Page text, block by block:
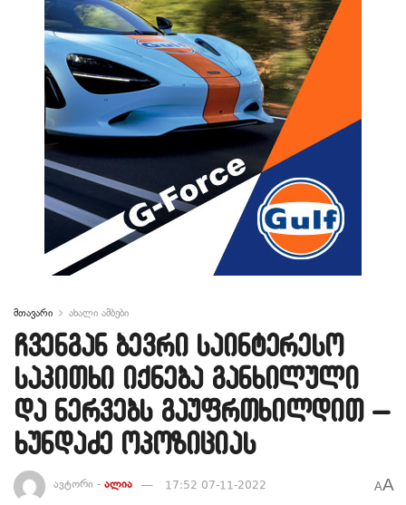
მთავარი ახალი ამბები
ჩვენგან ბევრი საინტერესო
საკითხი იქნება განხილული
და ნერვებს გაუფრთხილდით –
ხუნდაძე ოპოზიციას
ავტორი - ალია 17:52 07-11-2022 AA